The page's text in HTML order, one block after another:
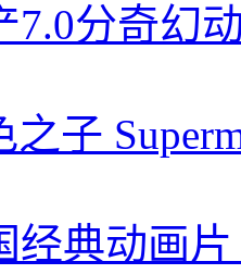
7.0分奇幻
子
经典动画